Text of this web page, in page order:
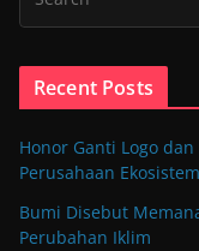
Recent Posts
Honor Ganti Logo
Perusahaan
Bumi Disebut
Perubahan Iklim